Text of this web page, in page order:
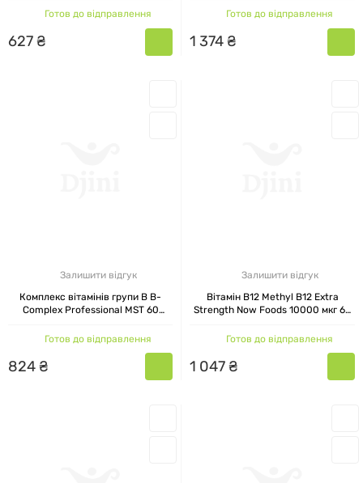
Готов до відправлення
627₴
Готов до відправлення
1 374₴
Залишити відгук
Комплекс вітамінів групи В B-
Complex Professional MST 60
Готов до відправлення
824₴
Залишити відгук
Вітамін B12 Methyl B12 Extra
Strength Now Foods 10000 мкг 60
Готов до відправлення
1 047₴